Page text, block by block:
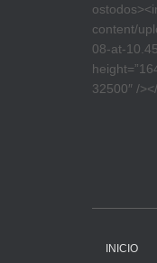
content/
08-at-
32500″ /
INICIO